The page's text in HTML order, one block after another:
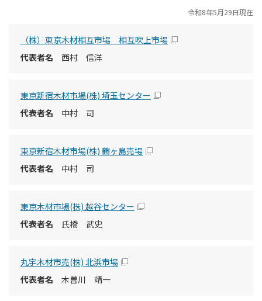
令和8年5月29日現在
（株）東京木材相互市場 相互吹上市場
西村 信洋
東京新宿木材市場(株) 埼玉センター
中村 司
東京新宿木材市場(株) 鶴ヶ島売場
中村 司
東京木材市場(株) 越谷センター
氏橋 武史
丸宇木材市売(株) 北浜市場
木曽川 靖一